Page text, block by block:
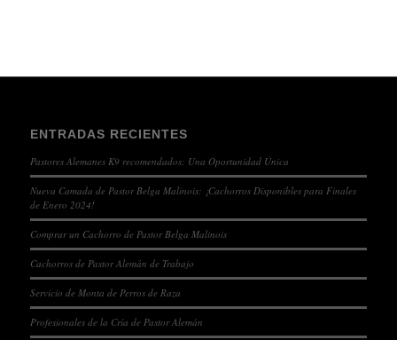
ENTRADAS RECIENTES
Pastores Alemanes K9 recomendados: Una Oportunidad Única
Nueva Camada de Pastor Belga Malinois: ¡Cachorros Disponibles para Finales
de Enero 2024!
Comprar un Cachorro de Pastor Belga Malinois
Cachorros de Pastor Alemán de Trabajo
Servicio de Monta de Perros de Raza
Profesionales de la Cría de Pastor Alemán